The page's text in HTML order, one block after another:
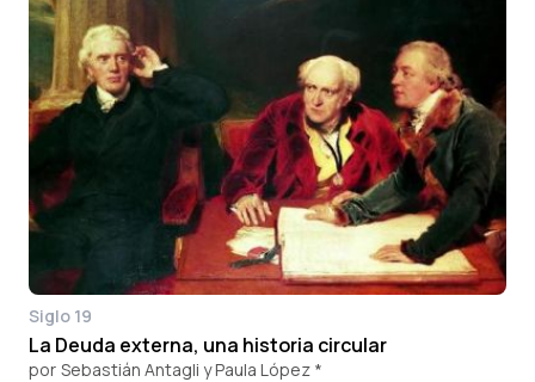
Siglo 19
La Deuda externa, una historia circular
por Sebastián Antagli y Paula López *